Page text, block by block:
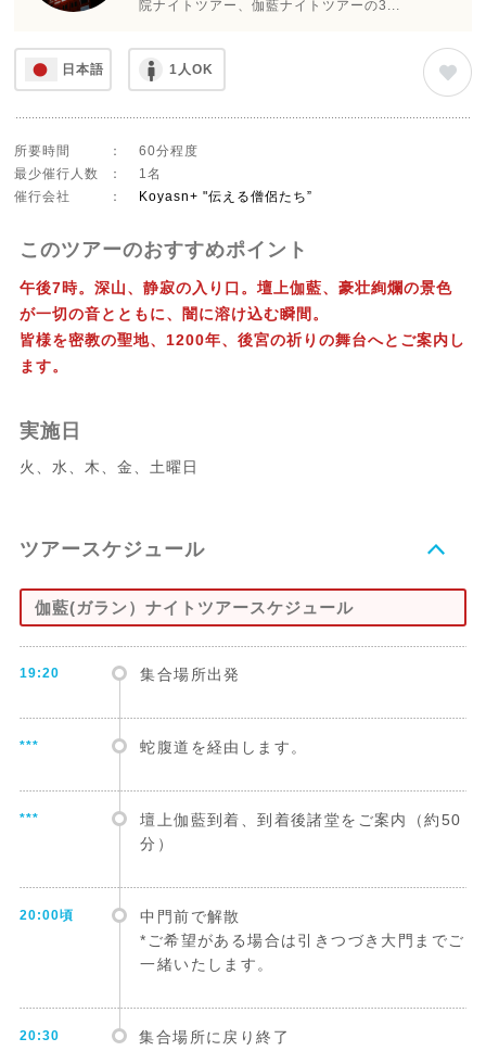
院ナイトツアー、伽藍ナイトツアーの3...
日本語 1人OK
所要時間 ：
60分程度
最少催行人数
：
1名
催行会社
： Koyasn+ "伝える僧侶たち”
このツアーのおすすめポイント
午後7時。深山、静寂の入り口。壇上伽藍、豪壮絢爛の景色
が一切の音とともに、闇に溶け込む瞬間。
皆様を密教の聖地、1200年、後宮の祈りの舞台へとご案内し
ます。
実施日
火、水、木、金、土曜日
ツアースケジュール
伽藍(ガラン）ナイトツアースケジュール
19:20 集合場所出発
*** 蛇腹道を経由します。
***
壇上伽藍到着、到着後諸堂をご案内（約50
分）
20:00頃
中門前で解散
*ご希望がある場合は引きつづき大門までご
一緒いたします。
20:30
集合場所に戻り終了